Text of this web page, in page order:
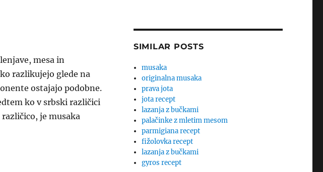
mesa in
razlikujejo glede na
ostajajo podobne.
ko v srbski različici
je musaka
SIMILAR POSTS
musaka
originalna musaka
prava jota
jota recept
lazanja z bučkami
palačinke z mletim mesom
parmigiana recept
fižolovka recept
lazanja z bučkami
gyros recept